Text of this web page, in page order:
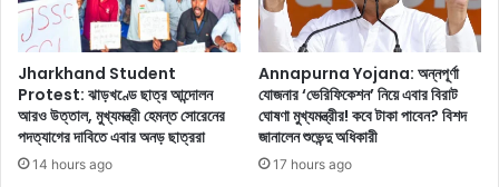
লিং
তা
দে
র
অ
স্ট্রে
য়া
w
:
র্ব
ল
গ
ল্প
Jharkhand Student
Protest: ঝাড়খণ্ডে ছাত্র আন্দোলন
আরও উত্তাল, মুখ্যমন্ত্রী হেমন্ত সোরেনের
পদত্যাগের দাবিতে এবার অনড় ছাত্ররা
14 hours ago
Annapurna Yojana: অন্নপূর্ণা
যোজনার ‘ভেরিফিকেশন’ নিয়ে এবার বিরাট
ঘোষণা মুখ্যমন্ত্রীর! কবে টাকা পাবেন? বিশদ
জানালেন শুভেন্দু অধিকারী
17 hours ago